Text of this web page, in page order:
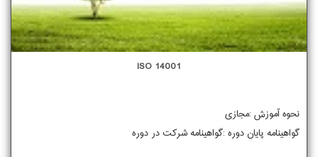
ISO 14001
نحوه آموزش :مجازی
گواهینامه پایان دوره :گواهینامه شرکت در دوره